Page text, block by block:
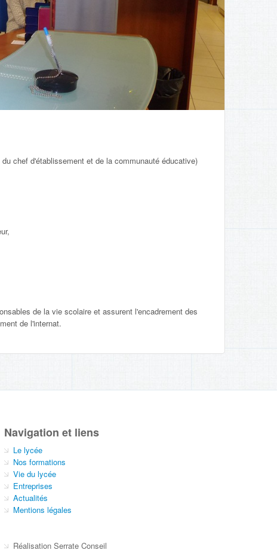
chef d'établissement et de la communauté éducative)
de la vie scolaire et assurent l'encadrement des
de l'internat.
Navigation et liens
Le lycée
Nos formations
Vie du lycée
Entreprises
Actualités
Mentions légales
Réalisation Serrate Conseil